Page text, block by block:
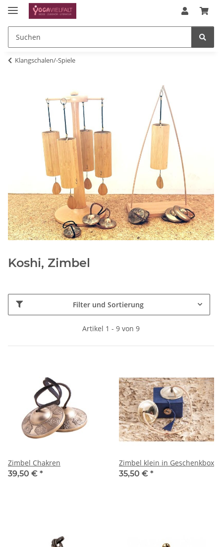
Klangschalen/-Spiele
Koshi, Zimbel
Filter und Sortierung
Artikel 1 - 9 von 9
Zimbel Chakren
39,50 € *
Zimbel klein in Geschenkbox
35,50 € *